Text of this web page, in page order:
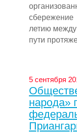
летию
пути
5 сентября
народа»